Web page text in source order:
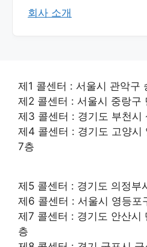
회사 소개
제1 콜센터 : 서울시 관악구
제2 콜센터 : 서울시 중랑구
제3 콜센터 : 경기도 부천
제4 콜센터 : 경기도 고양
7층
제5 콜센터 : 경기도 의정
제6 콜센터 : 서울시 영등
제7 콜센터 : 경기도 안산
층